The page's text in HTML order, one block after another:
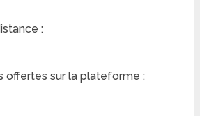
:
offertes sur la plateforme :